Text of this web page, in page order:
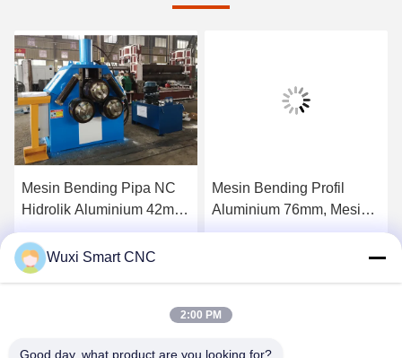
Mesin Bending Pipa NC
Hidrolik Aluminium 42mm
Untuk Minyak / Kimia
Dapatkan Harga Terbaik
Mesin Bending Profil
Aluminium 76mm, Mesin
Bender Besi Sudut
Dapatkan Harga Terbaik
Wuxi Smart CNC
2:00 PM
Good day, what product are you looking for?